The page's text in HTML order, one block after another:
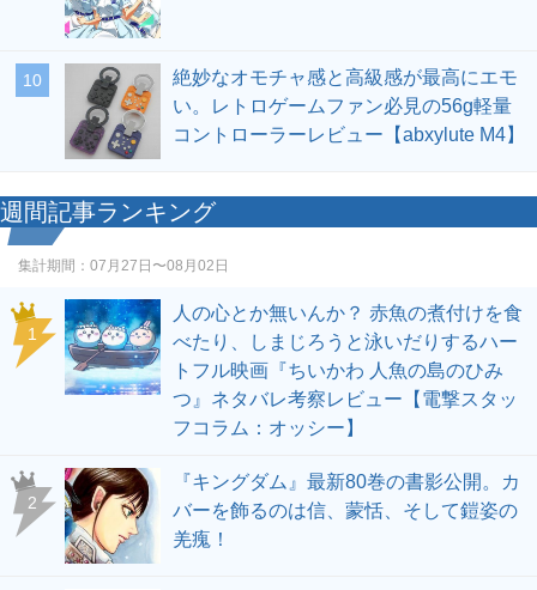
10
絶妙なオモチャ感と高級感が最高にエモ
い。レトロゲームファン必見の56g軽量
コントローラーレビュー【abxylute M4】
週間記事ランキング
集計期間： 07月27日〜08月02日
1
人の心とか無いんか？ 赤魚の煮付けを食
べたり、しまじろうと泳いだりするハー
トフル映画『ちいかわ 人魚の島のひみ
つ』ネタバレ考察レビュー【電撃スタッ
フコラム：オッシー】
2
『キングダム』最新80巻の書影公開。カ
バーを飾るのは信、蒙恬、そして鎧姿の
羌瘣！